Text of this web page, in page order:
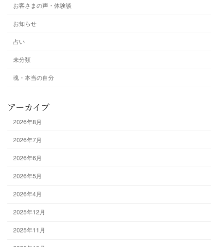
お客さまの声・体験談
お知らせ
占い
未分類
魂・本当の自分
アーカイブ
2026年8月
2026年7月
2026年6月
2026年5月
2026年4月
2025年12月
2025年11月